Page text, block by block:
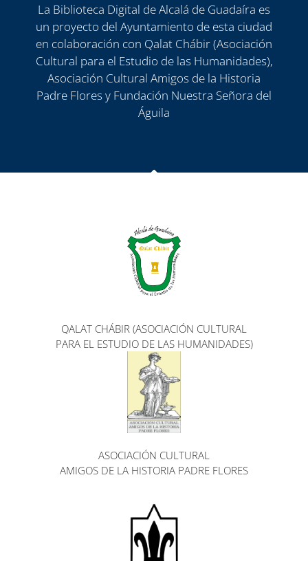
La Biblioteca Digital de Alcalá de Guadaíra es
un proyecto del Ayuntamiento de esta ciudad
en colaboración con Qalat Chábir (Asociación
Cultural para el Estudio de las Humanidades),
Asociación Cultural Amigos de la Historia
Padre Flores y Fundación Nuestra Señora del
Águila
QALAT CHÁBIR (ASOCIACIÓN CULTURAL
PARA EL ESTUDIO DE LAS HUMANIDADES)
ASOCIACIÓN CULTURAL
AMIGOS DE LA HISTORIA PADRE FLORES